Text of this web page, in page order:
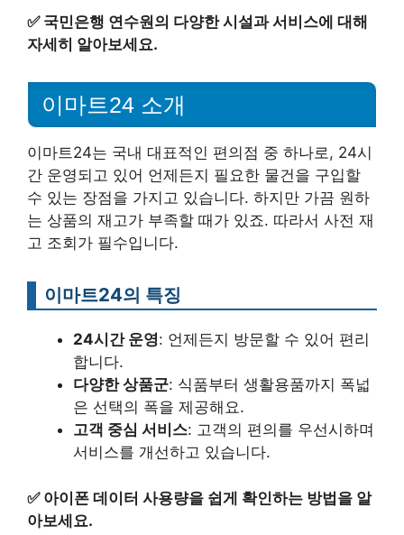
✅ 국민은행 연수원의 다양한 시설과 서비스에 대해
자세히 알아보세요.
이마트24 소개
이마트24는 국내 대표적인 편의점 중 하나로, 24시
간 운영되고 있어 언제든지 필요한 물건을 구입할
수 있는 장점을 가지고 있습니다. 하지만 가끔 원하
는 상품의 재고가 부족할 때가 있죠. 따라서 사전 재
고 조회가 필수입니다.
이마트24의 특징
24시간 운영: 언제든지 방문할 수 있어 편리
합니다.
다양한 상품군: 식품부터 생활용품까지 폭넓
은 선택의 폭을 제공해요.
고객 중심 서비스: 고객의 편의를 우선시하며
서비스를 개선하고 있습니다.
✅ 아이폰 데이터 사용량을 쉽게 확인하는 방법을 알
아보세요.